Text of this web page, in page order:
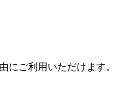
にご利用いただけます。